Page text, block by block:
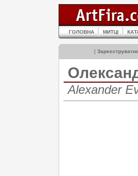
ГОЛОВНА МИТЦІ
[
Alexander